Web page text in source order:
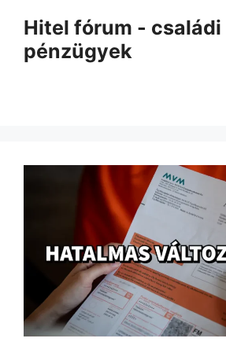
tartalomba
Hitel fórum - családi
pénzügyek